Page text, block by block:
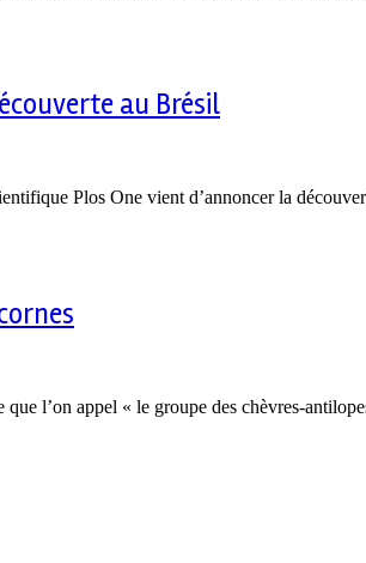
au Brésil
Plos One vient d’annoncer la
l’on appel « le groupe des chèvres-